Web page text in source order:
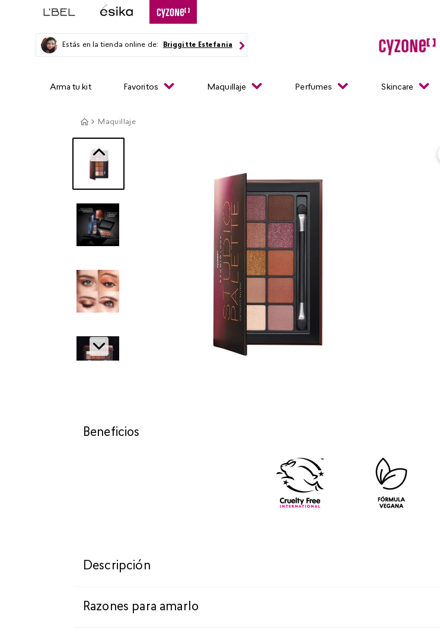
Estás en la tienda online de: Briggitte Estefania
Arma tu kit Favoritos Maquillaje Perfumes Skincare
Maquillaje
Beneficios
Descripción
Razones para amarlo